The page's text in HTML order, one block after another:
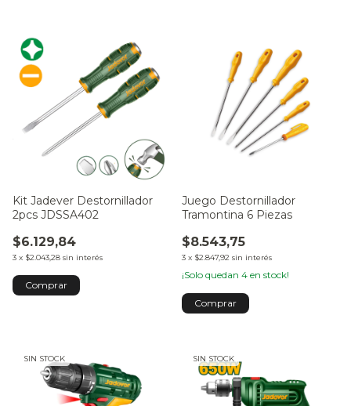
Kit Jadever Destornillador
2pcs JDSSA402
$6.129,84
3 x $2.043,28 sin interés
Juego Destornillador
Tramontina 6 Piezas
$8.543,75
3 x $2.847,92 sin interés
¡Solo quedan 4 en stock!
SIN STOCK SIN STOCK